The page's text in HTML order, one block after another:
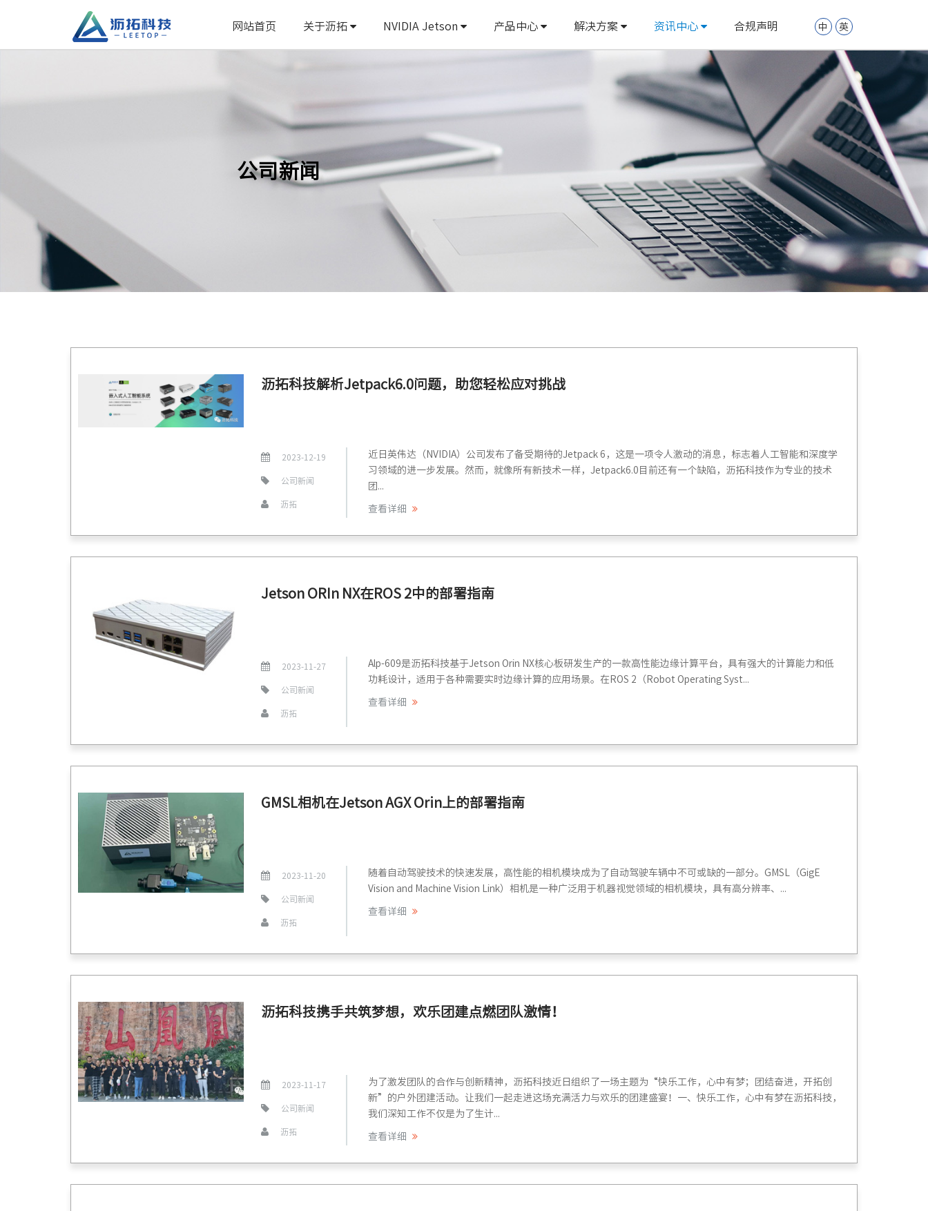
网站首页 关于沥拓 NVIDIA Jetson 产品中心 解决方案 资讯中心 合规声明 中 英
公司新闻
沥拓科技解析Jetpack6.0问题，助您轻松应对挑战
2023-12-19
公司新闻
沥拓
近日英伟达（NVIDIA）公司发布了备受期待的Jetpack 6，这是一项令人激动的消息，标志着人工智能和深度学
习领域的进一步发展。然而，就像所有新技术一样，Jetpack6.0目前还有一个缺陷，沥拓科技作为专业的技术
团...
查看详细
Jetson ORIn NX在ROS 2中的部署指南
2023-11-27
公司新闻
沥拓
Alp-609是沥拓科技基于Jetson Orin NX核心板研发生产的一款高性能边缘计算平台，具有强大的计算能力和低
功耗设计，适用于各种需要实时边缘计算的应用场景。在ROS 2（Robot Operating Syst...
查看详细
GMSL相机在Jetson AGX Orin上的部署指南
2023-11-20
公司新闻
沥拓
随着自动驾驶技术的快速发展，高性能的相机模块成为了自动驾驶车辆中不可或缺的一部分。GMSL（GigE
Vision and Machine Vision Link）相机是一种广泛用于机器视觉领域的相机模块，具有高分辨率、...
查看详细
沥拓科技携手共筑梦想，欢乐团建点燃团队激情！
2023-11-17
公司新闻
沥拓
为了激发团队的合作与创新精神，沥拓科技近日组织了一场主题为“快乐工作，心中有梦；团结奋进，开拓创
新”的户外团建活动。让我们一起走进这场充满活力与欢乐的团建盛宴！一、快乐工作，心中有梦在沥拓科技，
我们深知工作不仅是为了生计...
查看详细